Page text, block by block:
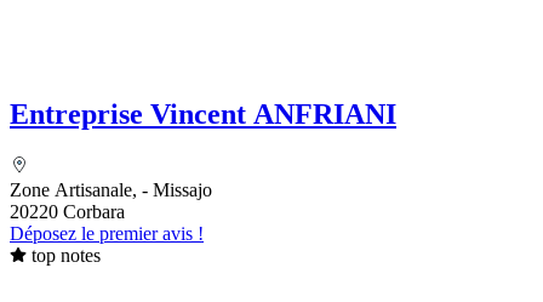
Entreprise Vincent ANFRIANI
Zone Artisanale, - Missajo
20220 Corbara
Déposez le premier avis !
top notes